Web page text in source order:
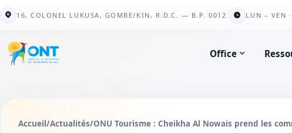
16, COLONEL LUKUSA, GOMBE/KIN, R.D.C. — B.P. 0012 LUN – VEN
Office
Accueil/Actualités/ONU Tourisme : Cheikha Al Nowais prend les